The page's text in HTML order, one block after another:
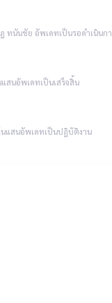
ทนันชัย อัพเดทเป็นรอดำเนินก
สนอัพเดทเป็นเสร็จสิ้น
แสนอัพเดทเป็นปฏิบัติงาน